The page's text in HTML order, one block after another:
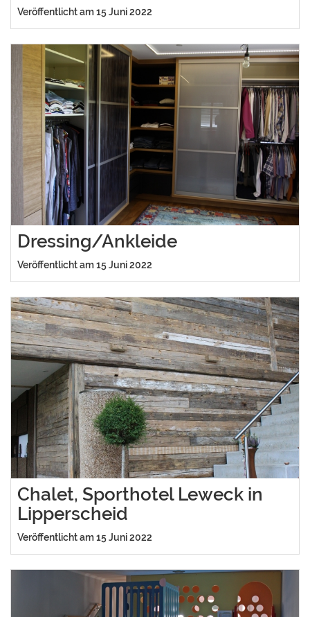
Veröffentlicht am 15 Juni 2022
Dressing/Ankleide
Veröffentlicht am 15 Juni 2022
Chalet, Sporthotel Leweck in
Lipperscheid
Veröffentlicht am 15 Juni 2022